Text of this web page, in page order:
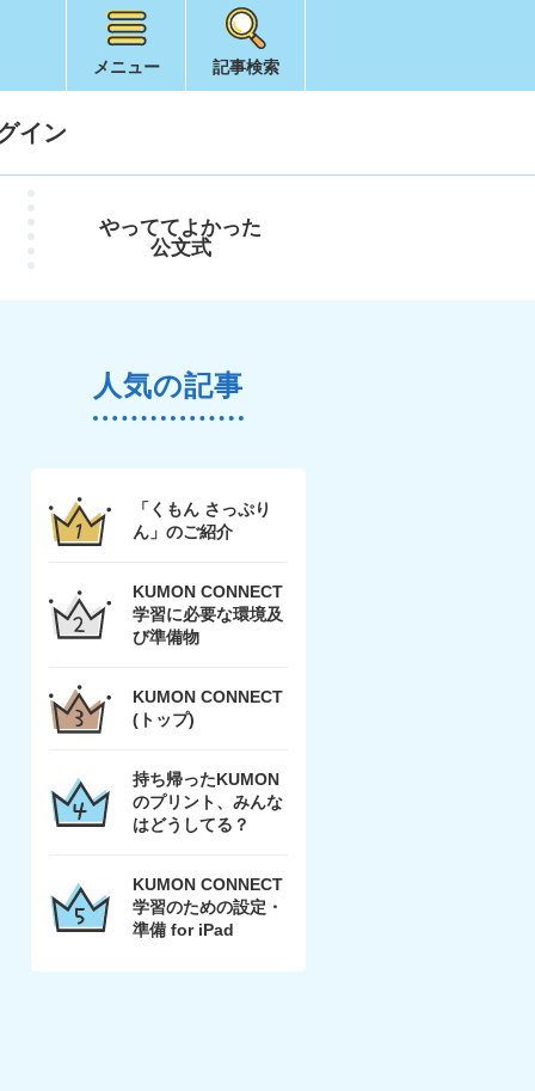
メニュー 記事検索
イン
やっててよかった
公文式
人気の記事
「くもん さっぷり
ん」のご紹介
KUMON CONNECT
学習に必要な環境及
び準備物
KUMON CONNECT
(トップ)
持ち帰ったKUMON
のプリント、みんな
はどうしてる？
KUMON CONNECT
学習のための設定・
準備 for iPad